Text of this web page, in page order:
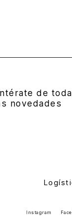
de
novedades
Instagram